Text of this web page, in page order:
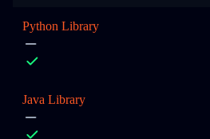
Python Library
Java Library